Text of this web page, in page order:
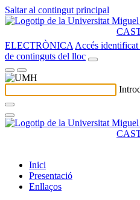
Saltar al contingut principal
ELECTRÒNICA Accés
de continguts del lloc
Inici
Presentació
Enllaços